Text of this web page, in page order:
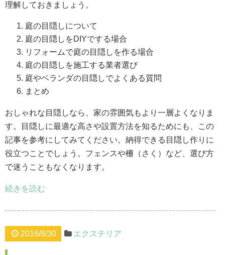
理解しておきましょう。
庭の目隠しについて
庭の目隠しをDIYでする場合
リフォームで庭の目隠しを作る場合
庭の目隠しを施工する業者選び
庭やベランダの目隠しでよくある質問
まとめ
おしゃれな目隠しなら、家の雰囲気もより一層よくなりま
す。目隠しに最適な高さや設置方法を知るためにも、この
記事を参考にしてみてください。納得できる目隠し作りに
役立つことでしょう。フェンスや柵（さく）など、選び方
で迷うこともなくなります。
続きを読む
2016/8/30 エクステリア